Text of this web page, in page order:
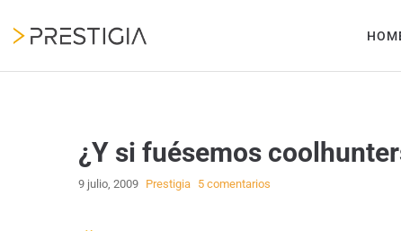
¿Y si fuésemos
9 julio, 2009 Prestigia 5 comentarios